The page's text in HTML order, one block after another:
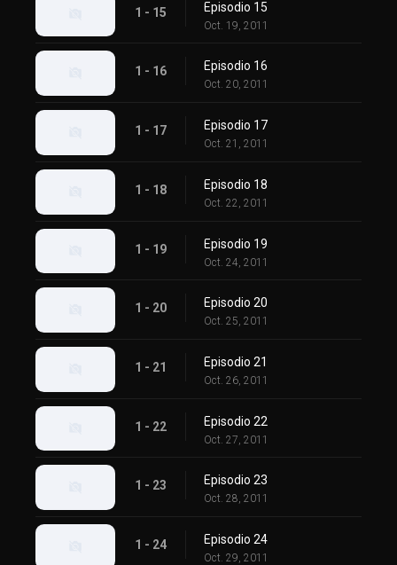
1 - 15 Episodio 15
Oct. 19, 2011
1 - 16 Episodio 16
Oct. 20, 2011
1 - 17 Episodio 17
Oct. 21, 2011
1 - 18 Episodio 18
Oct. 22, 2011
1 - 19 Episodio 19
Oct. 24, 2011
1 - 20 Episodio 20
Oct. 25, 2011
1 - 21 Episodio 21
Oct. 26, 2011
1 - 22 Episodio 22
Oct. 27, 2011
1 - 23 Episodio 23
Oct. 28, 2011
1 - 24 Episodio 24
Oct. 29, 2011